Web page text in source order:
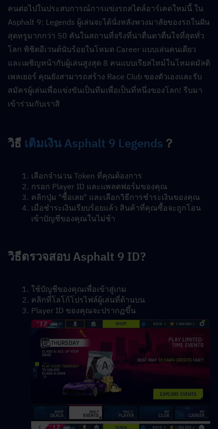
คนต่อไปในประสบการณ์การแข่งรถสไตล์อาร์เคดใหม่นี้ ใน
Asphalt 9: Legends ผู้เล่นจะได้นั่งหลังพวงมาลัยของรถในฝัน
สุดหรูมากกว่า 50 คันในสถานที่จริงที่น่าตื่นตาตื่นใจที่สุดทั่ว
โลก พิชิตอีเวนต์นับร้อยในโหมด Career แบบเล่นคนเดียว
และเผชิญหน้ากับผู้เล่นสูงสุด 8 คนแบบเรียลไทม์ในโหมดมัลติ
เพลเยอร์ คุณยังสามารถสร้าง Race Club ของตัวเองและรับ
สมัครผู้เล่นเพื่อแข่งขันเป็นทีมเพื่อเป็นที่หนึ่งของโลก! รีบมา
เข้าร่วมกับเราสิ
วิธี เติมเงิน Asphalt 9 Legends ？
เลือกจำนวน Token ที่คุณต้องการ
กรอก Player ID และแพลตฟอร์มของคุณ
คลิกปุ่ม "ซื้อเลย" และเลือกวิธีการชำระเงินของคุณ
เมื่อชำระเงินเรียบร้อยแล้ว สินค้าที่คุณซื้อจะถูกโอน
เข้าบัญชีของคุณในไม่ช้า
วิธีตรวจสอบ Asphalt 9 ID?
ใช้บัญชีของคุณเพื่อเข้าสู่เกม
คลิกที่โลโก้โปรไฟล์ผู้เล่นที่ด้านบน
Player ID ของคุณจะปรากฏขึ้น